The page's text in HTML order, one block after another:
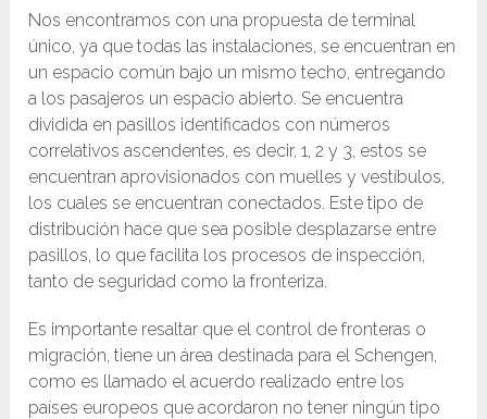
Nos encontramos con una propuesta de terminal
único, ya que todas las instalaciones, se encuentran en
un espacio común bajo un mismo techo, entregando
a los pasajeros un espacio abierto. Se encuentra
dividida en pasillos identificados con números
correlativos ascendentes, es decir, 1, 2 y 3, estos se
encuentran aprovisionados con muelles y vestíbulos,
los cuales se encuentran conectados. Este tipo de
distribución hace que sea posible desplazarse entre
pasillos, lo que facilita los procesos de inspección,
tanto de seguridad como la fronteriza.
Es importante resaltar que el control de fronteras o
migración, tiene un área destinada para el Schengen,
como es llamado el acuerdo realizado entre los
países europeos que acordaron no tener ningún tipo